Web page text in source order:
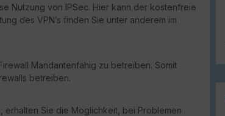
Nutzung von IPSec. Hier kann der kostenfreie
des VPN’s finden Sie unter anderem im
Mandantenfähig zu betreiben. Somit
betreiben.
erhalten Sie die Möglichkeit, bei Problemen